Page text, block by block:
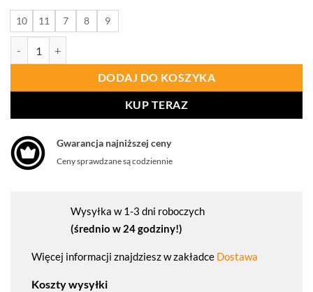
10 11 7 8 9
DODAJ DO KOSZYKA
KUP TERAZ
Gwarancja najniższej ceny
Ceny sprawdzane są codziennie
Wysyłka w 1-3 dni roboczych
(średnio w 24 godziny!)
Więcej informacji znajdziesz w zakładce Dostawa
Koszty wysyłki